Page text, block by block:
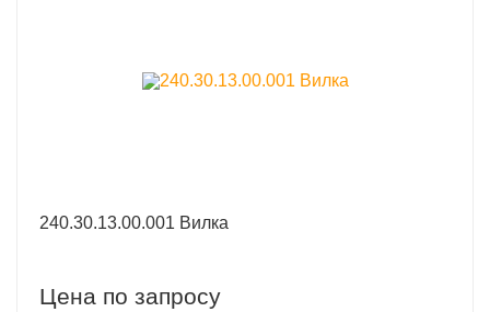
240.30.13.00.001 Вилка
Цена по запросу